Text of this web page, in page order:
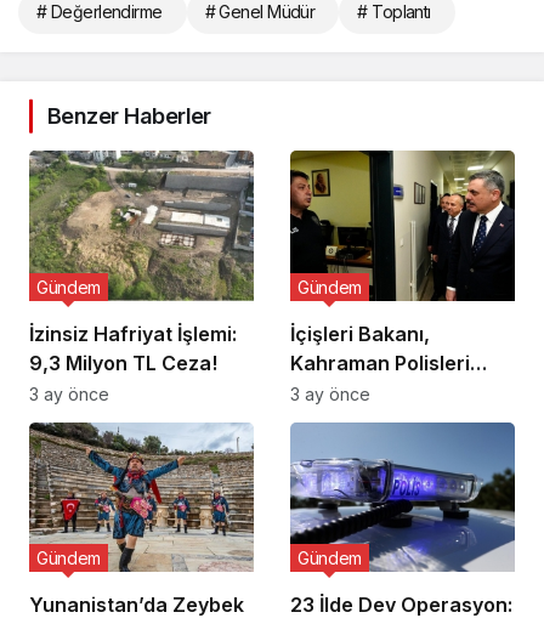
# Değerlendirme # Genel Müdür # Toplantı
Benzer Haberler
İzinsiz Hafriyat İşlemi:
9,3 Milyon TL Ceza!
Gündem
3 ay önce
İçişleri Bakanı,
Kahraman Polisleri
Ziyaret Etti
Gündem
3 ay önce
Yunanistan’da Zeybek
Gündem
23 İlde Dev Operasyon:
Gündem